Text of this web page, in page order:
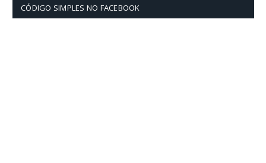
CÓDIGO SIMPLES NO FACEBOOK